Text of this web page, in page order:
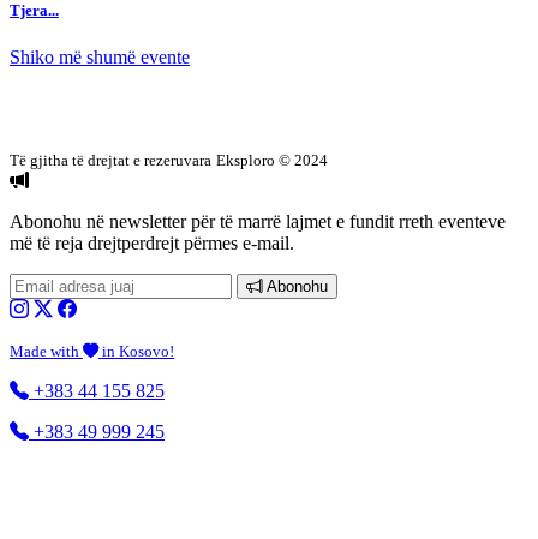
Tjera...
Shiko më shumë evente
Të gjitha të drejtat e rezeruvara Eksploro © 2024
Abonohu në newsletterpër të marrë lajmet e fundit rreth eventeve
më të reja drejtperdrejt përmes e-mail.
Abonohu
Made with in Kosovo!
+383 44 155 825
+383 49 999 245